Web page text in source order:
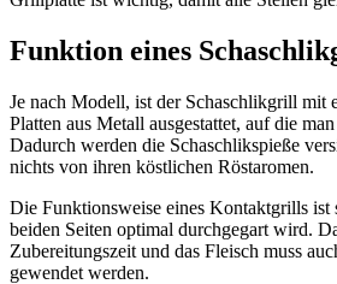
Funktion eines
Je nach Modell, ist der Schaschlikgrill mit
Platten aus Metall ausgestattet, auf die
Dadurch werden die Schaschlikspieße
nichts von ihren köstlichen Röstaromen.
Die Funktionsweise eines Kontaktgrills ist
beiden Seiten optimal durchgegart wird.
Zubereitungszeit und das Fleisch muss
gewendet werden.